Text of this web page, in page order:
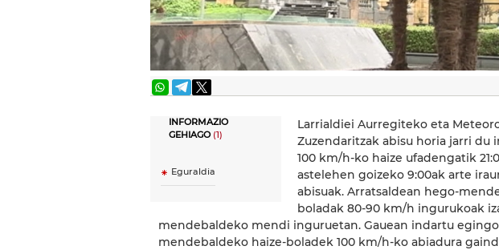
INFORMAZIO
GEHIAGO(1)
Eguraldia
Larrialdiei Aurregiteko eta
Zuzendaritzak abisu horia jarri du
100 km/h-ko haize ufadengatik
astelehen goizeko 9:00ak arte
abisuak. Arratsaldean hego-
boladak 80-90 km/h ingurukoak
mendebaldeko mendi inguruetan. Gauean indartu
mendebaldeko haize-boladek 100 km/h-ko abiadura